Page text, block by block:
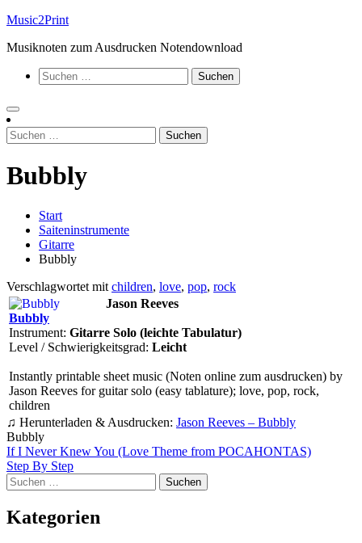
Zum
springen
Music2Print
Musiknoten zum Ausdrucken Notendownload
Suchen
nach:
Suchen
nach:
Bubbly
Start
Saiteninstrumente
Gitarre
Bubbly
Verschlagwortet mit children, love, pop, rock
Jason Reeves
Bubbly
Instrument: Gitarre Solo (leichte Tabulatur)
Level / Schwierigkeitsgrad: Leicht
Instantly printable sheet music (Noten online zum ausdrucken) by
Jason Reeves for guitar solo (easy tablature); love, pop, rock,
children
♫ Herunterladen & Ausdrucken: Jason Reeves – Bubbly
Bubbly
Beitragsnavigation
If I Never Knew You (Love Theme from POCAHONTAS)
Step By Step
Suchen
nach:
Kategorien